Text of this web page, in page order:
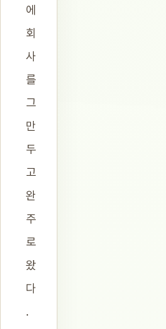
에
회
사
를
그
만
두
고
완
주
로
왔
다
.